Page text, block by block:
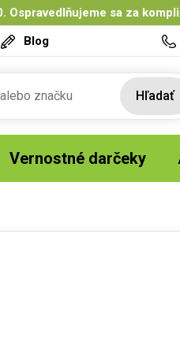
sa za
Blog
Hľadať
Vernostné darčeky